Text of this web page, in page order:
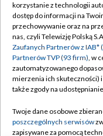
korzystanie z technologii
dostęp do informacji na
przechowywanie oraz na
nas, czyli Telewizję Polską
Zaufanych Partnerów z IAB*
Partnerów TVP (93 firm), w
zautomatyzowanego
mierzenia ich skuteczności)
także zgody na
Twoje dane osobowe
poszczególnych serwisów
zapisywane za pomocą